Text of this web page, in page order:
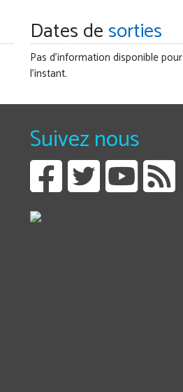
Dates desorties
Pas d'information disponible pour
l'instant.
Suivez nous